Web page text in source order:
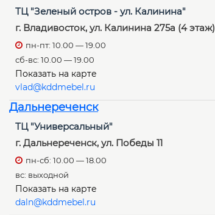
ТЦ "Зеленый остров - ул. Калинина"
г. Владивосток, ул. Калинина 275а (4 этаж)
пн-пт: 10.00 — 19.00
сб-вс: 10.00 — 19.00
Показать на карте
vlad@kddmebel.ru
Дальнереченск
ТЦ "Универсальный"
г. Дальнереченск, ул. Победы 11
пн-сб: 10.00 — 18.00
вс: выходной
Показать на карте
daln@kddmebel.ru